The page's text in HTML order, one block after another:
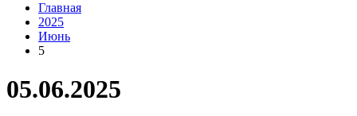
Главная
2025
Июнь
5
05.06.2025